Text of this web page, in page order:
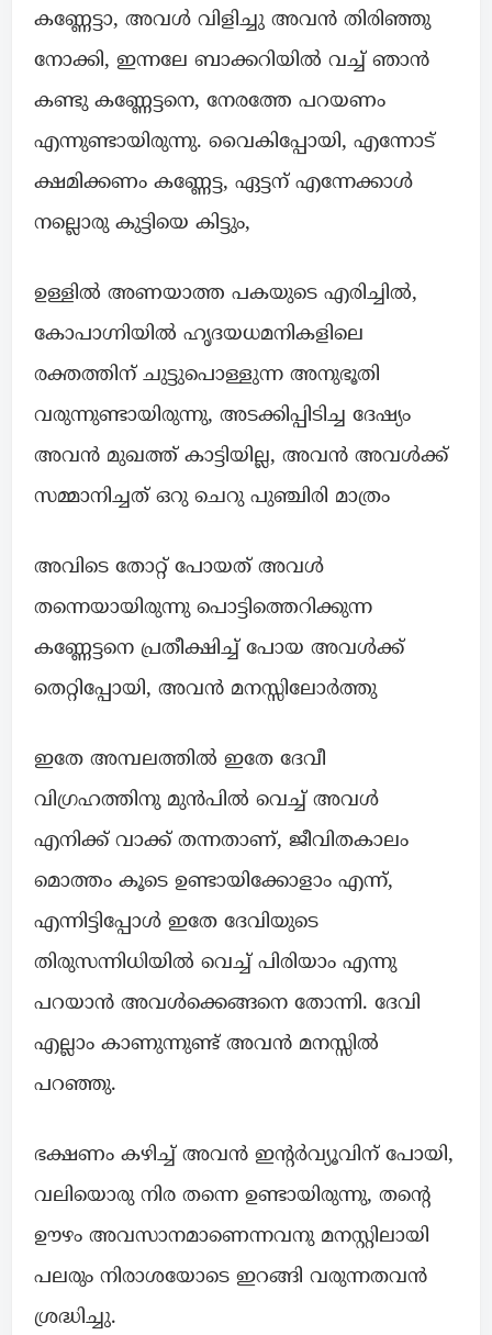
കണ്ണേട്ടാ, അവൾ വിളിച്ചു അവൻ തിരിഞ്ഞു
നോക്കി, ഇന്നലേ ബാക്കറിയിൽ വച്ച് ഞാൻ
കണ്ടു കണ്ണേട്ടനെ, നേരത്തേ പറയണം
എന്നുണ്ടായിരുന്നു. വൈകിപ്പോയി, എന്നോട്
ക്ഷമിക്കണം കണ്ണേട്ട, ഏട്ടന് എന്നേക്കാൾ
നല്ലൊരു കുട്ടിയെ കിട്ടും,
ഉള്ളിൽ അണയാത്ത പകയുടെ എരിച്ചിൽ,
കോപാഗ്നിയിൽ ഹൃദയധമനികളിലെ
രക്തത്തിന് ചുട്ടുപൊള്ളുന്ന അനുഭൂതി
വരുന്നുണ്ടായിരുന്നു, അടക്കിപ്പിടിച്ച ദേഷ്യം
അവൻ മുഖത്ത് കാട്ടിയില്ല, അവൻ അവൾക്ക്
സമ്മാനിച്ചത് ഒറു ചെറു പുഞ്ചിരി മാത്രം
അവിടെ തോറ്റ് പോയത് അവൾ
തന്നെയായിരുന്നു പൊട്ടിത്തെറിക്കുന്ന
കണ്ണേട്ടനെ പ്രതീക്ഷിച്ച് പോയ അവൾക്ക്
തെറ്റിപ്പോയി, അവൻ മനസ്സിലോർത്തു
ഇതേ അമ്പലത്തിൽ ഇതേ ദേവീ
വിഗ്രഹത്തിനു മുൻപിൽ വെച്ച് അവൾ
എനിക്ക് വാക്ക് തന്നതാണ്, ജീവിതകാലം
മൊത്തം കൂടെ ഉണ്ടായിക്കോളാം എന്ന്,
എന്നിട്ടിപ്പോൾ ഇതേ ദേവിയുടെ
തിരുസന്നിധിയിൽ വെച്ച് പിരിയാം എന്നു
പറയാൻ അവൾക്കെങ്ങനെ തോന്നി. ദേവി
എല്ലാം കാണുന്നുണ്ട് അവൻ മനസ്സിൽ
പറഞ്ഞു.
ഭക്ഷണം കഴിച്ച് അവൻ ഇന്റർവ്യൂവിന് പോയി,
വലിയൊരു നിര തന്നെ ഉണ്ടായിരുന്നു, തന്റെ
ഊഴം അവസാനമാണെന്നവനു മനസ്റ്റിലായി
പലരും നിരാശയോടെ ഇറങ്ങി വരുന്നതവൻ
ശ്രദ്ധിച്ചു.